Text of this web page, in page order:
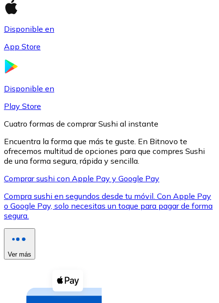
Litecoin
LTC
Ver todo
Compra criptomonedas con efectivo en tu tienda más
Comprar con efectivo
Transferencia SEPA
Disponible en
App Store
Disponible en
Play Store
Cuatro formas de comprar Sushi al instante
Encuentra la forma que más te guste. En Bitnovo te
ofrecemos multitud de opciones para que compres Sushi
de una forma segura, rápida y sencilla.
Comprar sushi con Apple Pay y Google Pay
Compra sushi en segundos desde tu móvil. Con Apple Pay
o Google Pay, solo necesitas un toque para pagar de forma
segura.
Ver más